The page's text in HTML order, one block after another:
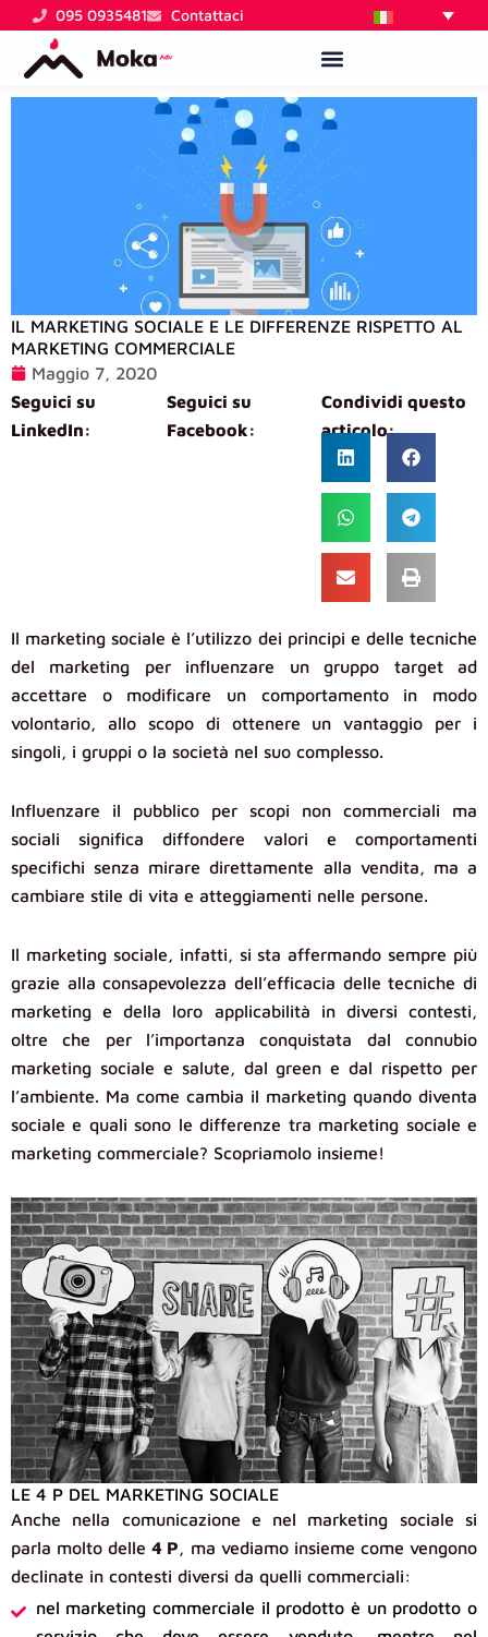
contenuto
095 0935481 Contattaci
IL MARKETING SOCIALE E LE DIFFERENZE RISPETTO AL
MARKETING COMMERCIALE
Maggio 7, 2020
Seguici su
LinkedIn:
Seguici su
Facebook:
Condividi questo
articolo:
Il marketing sociale è l’utilizzo dei principi e delle tecniche
del marketing per influenzare un gruppo target ad
accettare o modificare un comportamento in modo
volontario, allo scopo di ottenere un vantaggio per i
singoli, i gruppi o la società nel suo complesso.
Influenzare il pubblico per scopi non commerciali ma
sociali significa diffondere valori e comportamenti
specifichi senza mirare direttamente alla vendita, ma a
cambiare stile di vita e atteggiamenti nelle persone.
Il marketing sociale, infatti, si sta affermando sempre più
grazie alla consapevolezza dell’efficacia delle tecniche di
marketing e della loro applicabilità in diversi contesti,
oltre che per l’importanza conquistata dal connubio
marketing sociale e salute, dal green e dal rispetto per
l’ambiente. Ma come cambia il marketing quando diventa
sociale e quali sono le differenze tra marketing sociale e
marketing commerciale? Scopriamolo insieme!
LE 4 P DEL MARKETING SOCIALE
Anche nella comunicazione e nel marketing sociale si
parla molto delle4 P, ma vediamo insieme come vengono
declinate in contesti diversi da quelli commerciali:
nel marketing commerciale il prodotto è un prodotto o